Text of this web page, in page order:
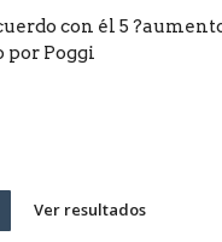
con él 5
por Poggi
Ver resultados